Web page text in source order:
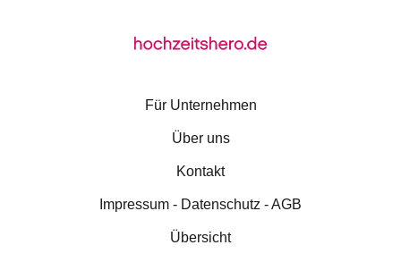
Für Unternehmen
Über uns
Kontakt
Impressum - Datenschutz - AGB
Übersicht